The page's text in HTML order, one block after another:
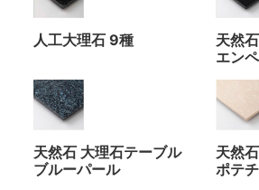
人工大理石 9種
天然
エン
天然石 大理石テーブル
ブルーパール
天然
ポテ